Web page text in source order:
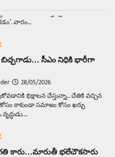
వరకు అందరికీ గుర్తొచ్చే మొదటి పని
వారం…
బిచ్చగాడు… సీఎం నిధికి భారీగా
28/05/2026
భిక్షాటన చేస్తున్నా… చేతికి వచ్చిన
కాకుండా సమాజం కోసం ఖర్చు
కారు…మారుతీ భలేచౌకసారు